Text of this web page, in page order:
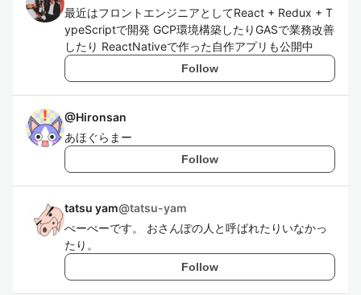
最近はフロントエンジニアとしてReact + Redux + T
ypeScriptで開発 GCP環境構築したりGASで業務改善
したり ReactNativeで作った自作アプリも公開中
Follow
@Hironsan
あほぐらまー
Follow
tatsu yam@tatsu-yam
ぺーぺーです。 おさんぽの人と呼ばれたりいなかっ
たり。
Follow